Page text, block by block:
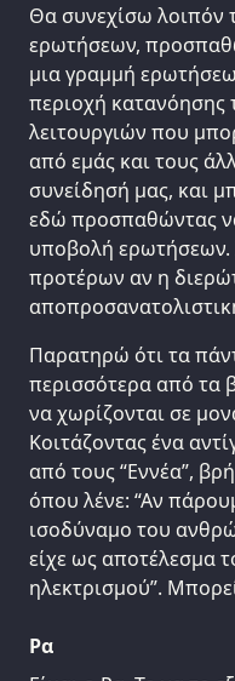
Θα συνεχίσω λοιπόν
ερωτήσεων,
μια γραμμή
περιοχή
λειτουργιών που
από εμάς και τους
συνείδησή μας, και
εδώ προσπαθώντας
υποβολή
προτέρων αν η
Παρατηρώ ότι τα
περισσότερα από τα
να χωρίζονται σε
Κοιτάζοντας ένα
από τους “Εννέα”,
όπου λένε: “Αν
ισοδύναμο του
είχε ως αποτέλεσμα
ηλεκτρισμού”.
Ρα